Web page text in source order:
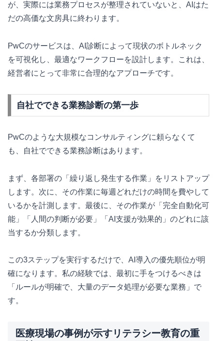
が、実際には業務プロセスが整理されていないと、AIはた
だの高価な文房具に終わります。
PwCのサービスは、AI診断によって現状のボトルネック
を可視化し、最適なワークフローを設計します。これは、
経営者にとって非常に合理的なアプローチです。
自社でできる業務診断の第一歩
PwCのような大規模なコンサルティングに頼らなくて
も、自社でできる業務診断はあります。
まず、各部署の「繰り返し発生する作業」をリストアップ
します。次に、その作業に毎週どれだけの時間を費やして
いるかを計測します。最後に、その作業が「完全自動化可
能」「人間の判断が必要」「AI支援が効果的」のどれに該
当するか分類します。
この3ステップを実行するだけで、AI導入の優先順位が明
確になります。私の経験では、最初に手をつけるべきは
「ルールが明確で、大量のデータ処理が必要な業務」で
す。
医療現場の事例が示すリテラシー教育の重